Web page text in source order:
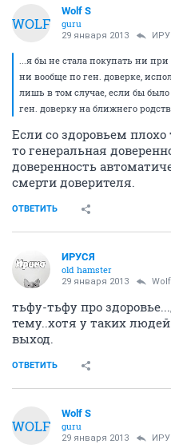
WOLF
Wolf S
guru
29 января 2013
...я бы не стала покупать ни при
ни вообще по ген. доверке,
лишь в том случае, если бы было
ген. доверку на ближнего
Если со здоровьем плохо
то генеральная
доверенность
смерти доверителя.
ОТВЕТИТЬ
ИРУСЯ
old hamster
29 января 2013
тьфу-тьфу про
тему..хотя у таких
выход.
ОТВЕТИТЬ
WOLF
Wolf S
guru
29 января 2013